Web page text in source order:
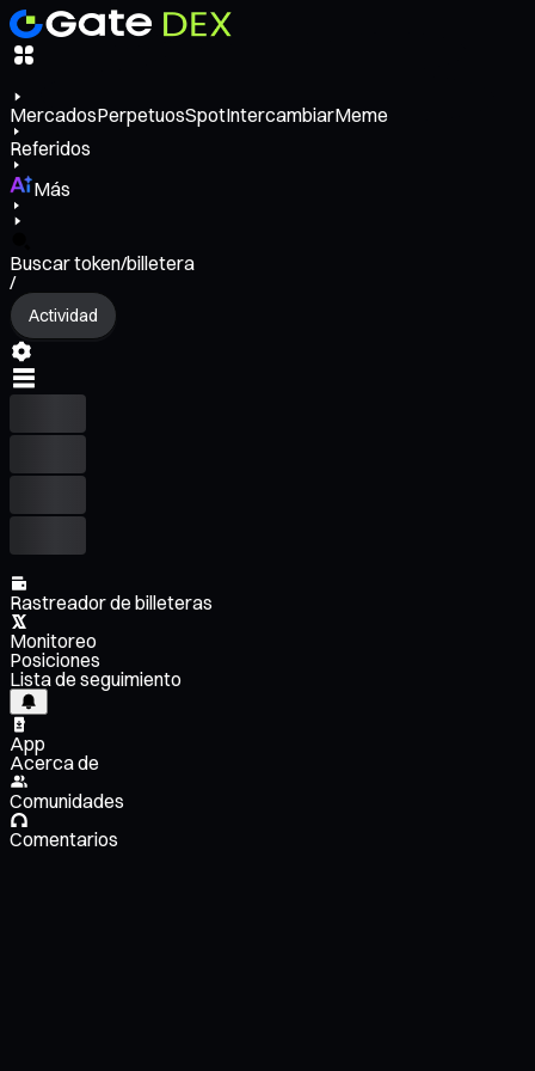
MercadosPerpetuosSpotIntercambiarMeme
Referidos
Más
Buscar token/billetera
/
Actividad
Rastreador de billeteras
Monitoreo
Posiciones
Lista de seguimiento
App
Acerca de
Comunidades
Comentarios